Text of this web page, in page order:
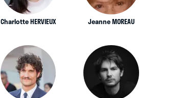
Charlotte HERVIEUX Jeanne MOREAU